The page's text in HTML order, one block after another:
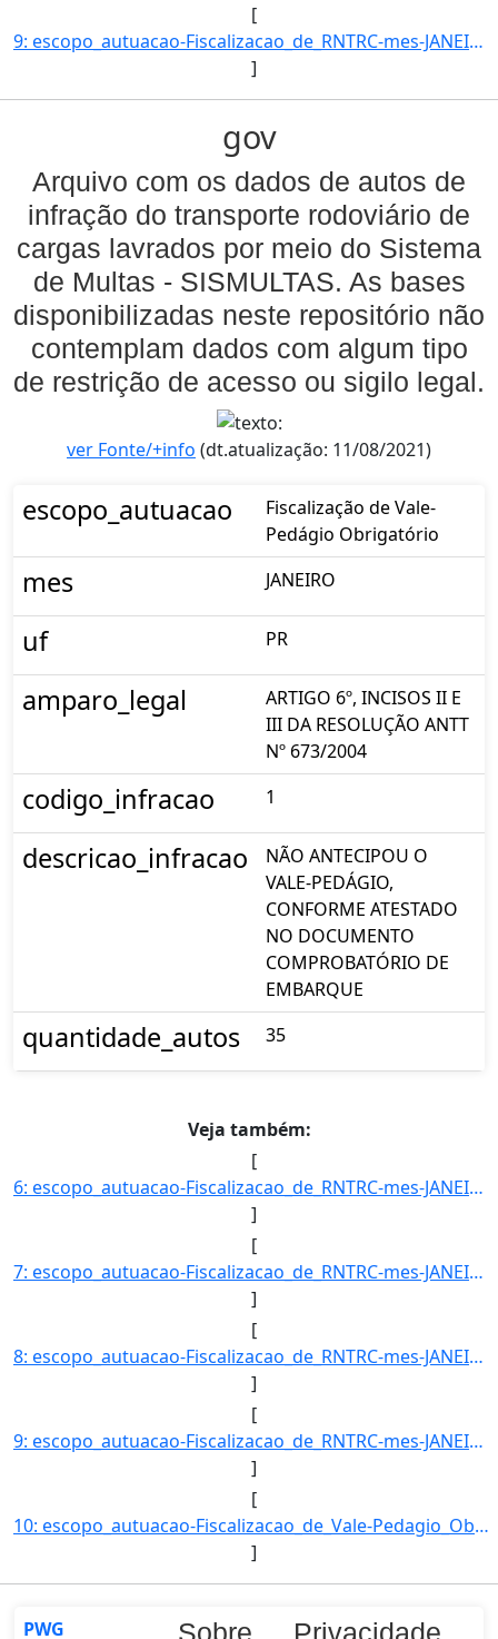
[
9: escopo_autuacao-Fiscalizacao_de_RNTRC-mes-JANEIRO-uf-RS-amparo_legal-ARTIGO_11-_INCISO_V_DA_RESOLUCA]
]
gov
Arquivo com os dados de autos de
infração do transporte rodoviário de
cargas lavrados por meio do Sistema
de Multas - SISMULTAS. As bases
disponibilizadas neste repositório não
contemplam dados com algum tipo
de restrição de acesso ou sigilo legal.
ver Fonte/+info (dt.atualização: 11/08/2021)
escopo_autuacao
Fiscalização de Vale-
Pedágio Obrigatório
mes JANEIRO
uf PR
amparo_legal
ARTIGO 6º, INCISOS II E
III DA RESOLUÇÃO ANTT
Nº 673/2004
codigo_infracao 1
descricao_infracao
NÃO ANTECIPOU O
VALE-PEDÁGIO,
CONFORME ATESTADO
NO DOCUMENTO
COMPROBATÓRIO DE
EMBARQUE
quantidade_autos 35
Veja também:
[
6: escopo_autuacao-Fiscalizacao_de_RNTRC-mes-JANEIRO-uf-RJ-amparo_legal-ARTIGO_11-_INCISO_II_DA_RESOLUC]
]
[
7: escopo_autuacao-Fiscalizacao_de_RNTRC-mes-JANEIRO-uf-RJ-amparo_legal-ARTIGO_11-_INCISO_V_DA_RESOLUCA]
]
[
8: escopo_autuacao-Fiscalizacao_de_RNTRC-mes-JANEIRO-uf-RS-amparo_legal-ARTIGO_11-_INCISO_II_DA_RESOLUC]
]
[
9: escopo_autuacao-Fiscalizacao_de_RNTRC-mes-JANEIRO-uf-RS-amparo_legal-ARTIGO_11-_INCISO_V_DA_RESOLUCA]
]
[
10: escopo_autuacao-Fiscalizacao_de_Vale-Pedagio_Obrigatorio-mes-JANEIRO-uf-RS-amparo_legal-ARTIGO_6º-_I]
]
PWG Sobre Privacidade